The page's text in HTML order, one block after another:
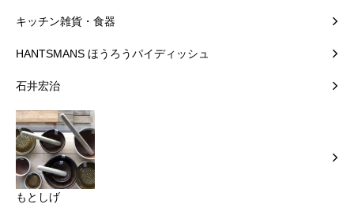
キッチン雑貨・食器
HANTSMANS ほうろうパイディッシュ
石井宏治
もとしげ